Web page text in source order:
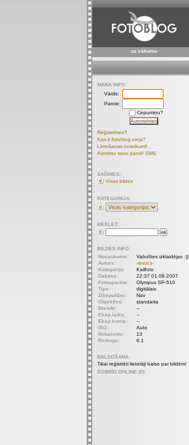
uz sākumu
MANA INFO:
Vārds:
Parole:
Cepumiņu?
Reģistrēties?
Kas ir fotoblog.ninja?
Lietošanas noteikumi!
Aizmirsu savu paroli! SMS
SAĪSNES:
Visas bildes
KATEGORIJA:
MEKLET:
BILDES INFO:
Nosaukums:
Vabolītes izklaidējas :))
Autors:
-ievucs-
Kategorija:
Kailfoto
Datums:
22:37 01.08.2007
Fotoaparāts:
Olympus SP-510
Tips:
digitālais
Zibspuldze:
Nav
Objektīvs:
standarta
Blende:
--
Eksp.laiks:
--
Eksp.komp.:
--
ISO:
Auto
Nobalsots:
13
Reitings:
6.1
BALSOŠANA:
Tikai reģistrēti lietotāji balso par bildēm!
ŠOBRĪD ONLINE (0):